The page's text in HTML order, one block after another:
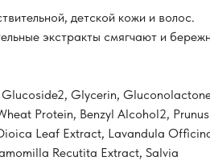
детской кожи и волос.
экстракты смягчают и
Glycerin,
Protein, Benzyl Alcohol2, Prunus
Leaf Extract, Lavandula
Recutita Extract, Salvia